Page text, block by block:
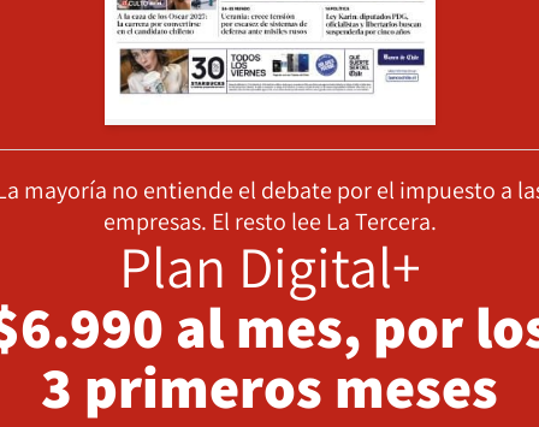
mayoría no entiende el debate por el impuesto a
empresas. El resto lee La Tercera.
Plan Digital+
al mes, por
3 primeros meses